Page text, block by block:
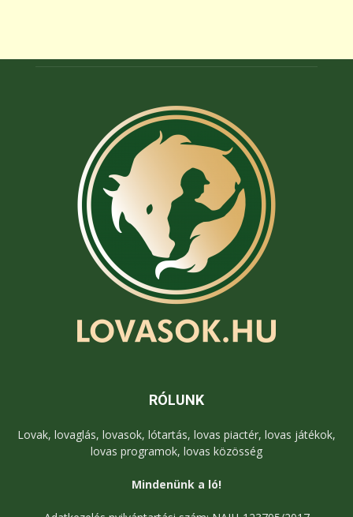
RÓLUNK
Lovak, lovaglás, lovasok, lótartás, lovas piactér, lovas játékok,
lovas programok, lovas közösség
Mindenünk a ló!